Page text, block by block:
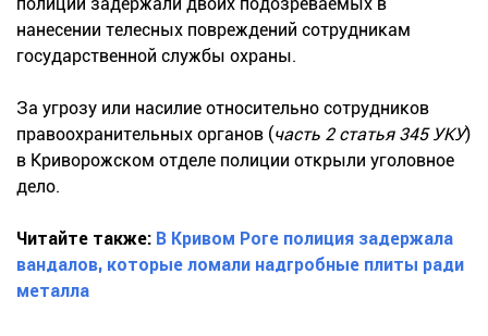
нанесении телесных повреждений сотрудникам
государственной службы охраны.
За угрозу или насилие относительно сотрудников
правоохранительных органов (часть 2 статья 345 УКУ)
в Криворожском отделе полиции открыли уголовное
дело.
Читайте также: В Кривом Роге полиция задержала
вандалов, которые ломали надгробные плиты ради
металла